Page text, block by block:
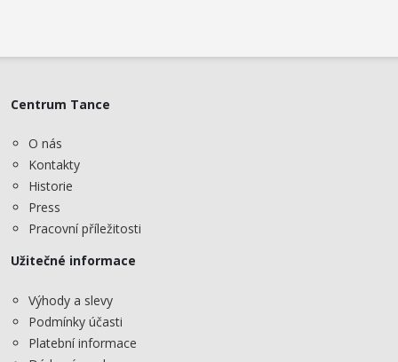
Centrum Tance
O nás
Kontakty
Historie
Press
Pracovní příležitosti
Užitečné informace
Výhody a slevy
Podmínky účasti
Platební informace